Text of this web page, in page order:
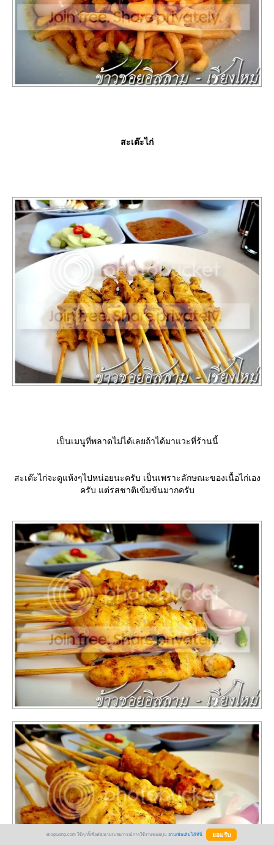
สะเต๊ะไก่
เป็นเมนูที่พลาดไม่ได้เลยถ้าได้มาแวะที่ร้านนี้
สะเต๊ะไก่จะดูแห้งๆไปหน่อยนะครับ เป็นเพราะลักษณะของเนื้อไก่เอง
ครับ แต่รสชาติเข้มข้นมากครับ
BlogGang.com ใช้คุกกี้เพื่อพัฒนาประสบการณ์การใช้งานของคุณ อ่านเพิ่มเติมได้ที่นี่